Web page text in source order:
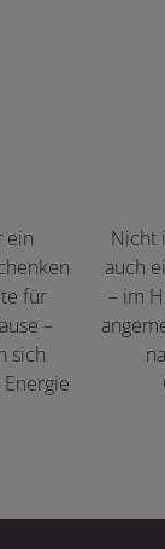
ein
für
–
sich
Nicht
auch
– im